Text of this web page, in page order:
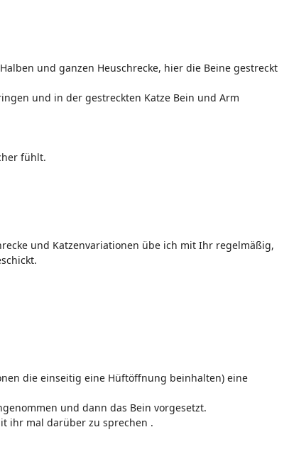
und ganzen Heuschrecke, hier die Beine gestreckt
und in der gestreckten Katze Bein und Arm
fühlt.
und Katzenvariationen übe ich mit Ihr regelmäßig,
die einseitig eine Hüftöffnung beinhalten) eine
und dann das Bein vorgesetzt.
ihr mal darüber zu sprechen .